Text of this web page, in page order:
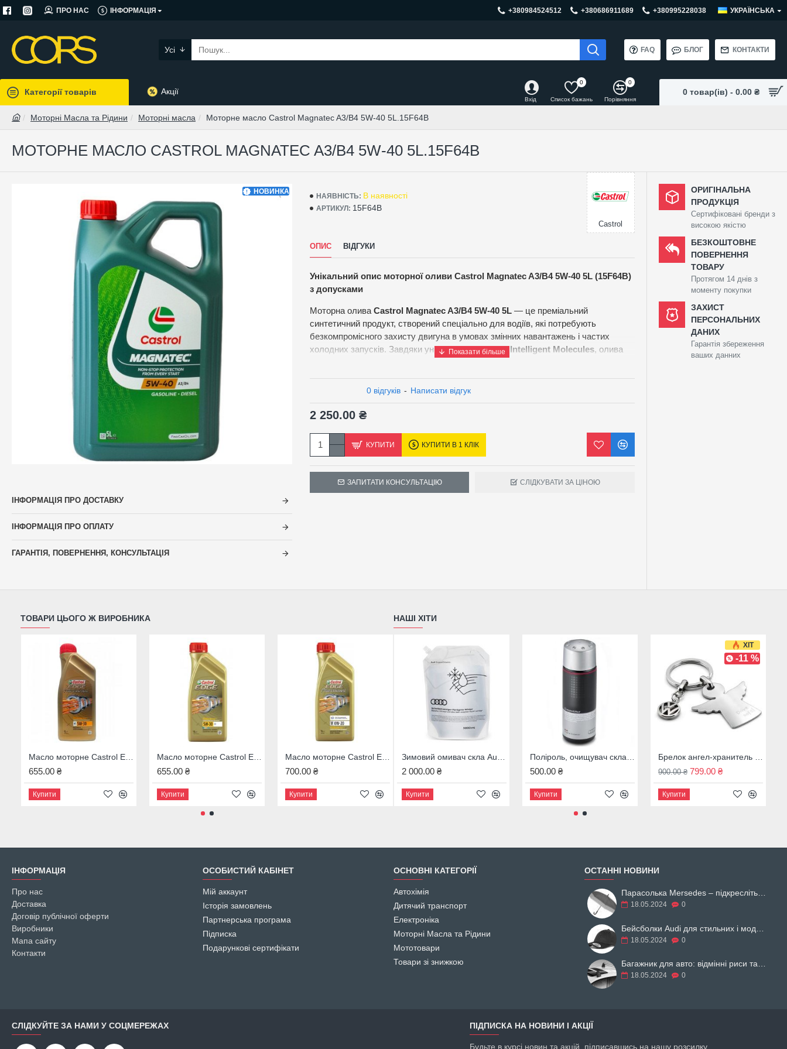
ПРО НАС ІНФОРМАЦІЯ +380984524512 +380686911689 +380995228038 УКРАЇНСЬКА
Усі FAQ БЛОГ КОНТАКТИ
Категорії товарів Акції
Вхід Список бажань
0
Порівняння
0
0 товар(ів) - 0.00 ₴
Моторні Масла та Рідини Моторні масла Моторне масло Castrol Magnatec A3/B4 5W-40 5L.15F64B
МОТОРНЕ МАСЛО CASTROL MAGNATEC A3/B4 5W-40 5L.15F64B
НОВИНКА
ІНФОРМАЦІЯ ПРО ДОСТАВКУ
ІНФОРМАЦІЯ ПРО ОПЛАТУ
ГАРАНТІЯ, ПОВЕРНЕННЯ, КОНСУЛЬТАЦІЯ
ОПИС ВІДГУКИ
Унікальний опис моторної оливи Castrol Magnatec A3/B4 5W-40 5L (15F64B)
з допусками
Моторна олива Castrol Magnatec A3/B4 5W-40 5L— це преміальний
синтетичний продукт, створений спеціально для водіїв, які потребують
безкомпромісного захисту двигуна в умовах змінних навантажень і частих
холодних запусків. Завдяки унікальній технологіїIntelligent Molecules, олива
зношування саме тоді, коли ризик ушкоджень найбільший — у перші секунди
пуску.
Синтетична формула 5W-40 забезпечує чудову текучість у холодну погоду та
стійкість до високотемпературного розрідження, підтримуючи стабільну
продуктивність двигуна у будь-яких поїздках — від щоденних міських
утворенню шламу, підтримує чистоту внутрішніх компонентів та гарантує
безпечну роботу двигунів з турбонаддувом і без нього.
MB-Approval 229.3
Renault RN0700 / RN0710
Meets Fiat 9.55535-M2
НАЯВНІСТЬ: В наявності
АРТИКУЛ: 15F64B
Castrol
0 відгуків - Написати відгук
2 250.00 ₴
КУПИТИ КУПИТИ В 1 КЛІК
ЗАПИТАТИ КОНСУЛЬТАЦІЮ СЛІДКУВАТИ ЗА ЦІНОЮ
ОРИГІНАЛЬНА
ПРОДУКЦІЯ
Сертифіковані бренди з
високою якістю
БЕЗКОШТОВНЕ
ПОВЕРНЕННЯ
ТОВАРУ
Протягом 14 днів з
моменту покупки
ЗАХИСТ
ПЕРСОНАЛЬНИХ
ДАНИХ
Гарантія збереження
ваших данних
ТОВАРИ ЦЬОГО Ж ВИРОБНИКА
Масло моторне Castrol EDGE 5W-30 A5 1л
655.00 ₴
Купити
Масло моторне Castrol EDGE 5W-30 C3 1л
655.00 ₴
Купити
Масло моторне Castrol EDGE Professional 0W-20 (Volvo) 1L
700.00 ₴
Купити
2 018.00 ₴
Купити
Під замовлення
315.00 ₴
Купити
НАШІ ХІТИ
Зимовий омивач скла Audi, 4M8096323B
2 000.00 ₴
Купити
Поліроль, очищувач скла Audi, 00A096329020
500.00 ₴
Купити
ХІТ
-11 %
Брелок ангел-хранитель Volkswagen Drive Safe, 000087010AFJKA 7E9087010
900.00 ₴ 799.00 ₴
Купити
ІНФОРМАЦІЯ
Про нас
Доставка
Договір публічної оферти
Виробники
Мапа сайту
Контакти
ОСОБИСТИЙ КАБІНЕТ
Мій аккаунт
Історія замовлень
Партнерська програма
Підписка
Подарункові сертифікати
ОСНОВНІ КАТЕГОРІЇ
Автохімія
Дитячий транспорт
Електроніка
Моторні Масла та Рідини
Мототовари
Товари зі знижкою
ОСТАННІ НОВИНИ
Парасолька Mersedes – підкресліть свій образ
18.05.2024 0
18.05.2024 0
18.05.2024 0
СЛІДКУЙТЕ ЗА НАМИ У СОЦМЕРЕЖАХ ПІДПИСКА НА НОВИНИ І АКЦІЇ
Будьте в курсі новин та акцій, підписавшись на нашу розсилку